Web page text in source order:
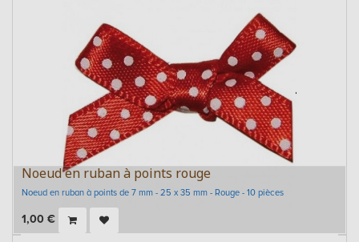
Noeud en ruban à points rouge
Noeud en ruban à points de 7 mm - 25 x 35 mm - Rouge - 10 pièces
1,00 €